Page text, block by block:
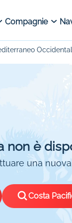
Compagnie
non è
una
Costa